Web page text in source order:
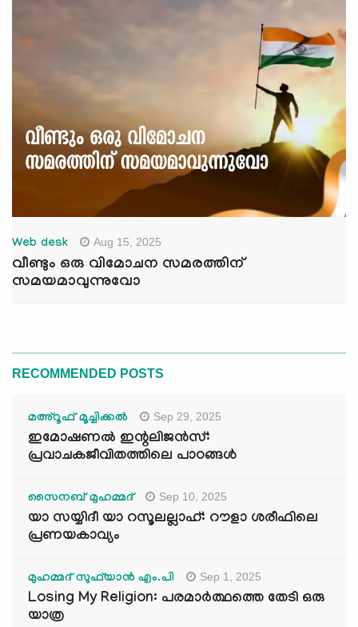
Web desk Aug 15, 2025
വീണ്ടും ഒരു വിമോചന സമരത്തിന്
സമയമാവുന്നുവോ
RECOMMENDED POSTS
മഅ്റൂഫ് മൂച്ചിക്കല്‍ Sep 29, 2025
ഇമോഷണൽ ഇന്റലിജൻസ്:
പ്രവാചകജീവിതത്തിലെ പാഠങ്ങൾ
സൈനബ് മുഹമ്മദ് Sep 10, 2025
യാ സയ്യിദീ യാ റസൂലല്ലാഹ്: റൗളാ ശരീഫിലെ
പ്രണയകാവ്യം
മുഹമ്മദ് സുഫ്‌യാൻ എം.പി Sep 1, 2025
Losing My Religion: പരമാർത്ഥത്തെ തേടി ഒരു
യാത്ര